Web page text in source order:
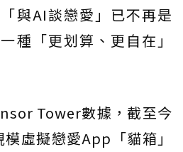
與AI談戀愛」已不再是
種「更划算、更自在」
Tower數據，截至今
虛擬戀愛App「貓箱」